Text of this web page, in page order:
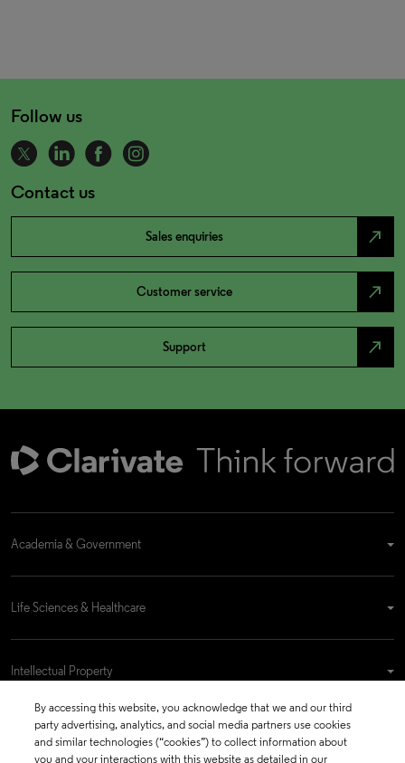
Follow us
Contact us
Sales enquiries north_east
Customer service north_east
Support north_east
Academia & Government
Life Sciences & Healthcare
Intellectual Property
Company
By accessing this website, you acknowledge that we and our third
party advertising, analytics, and social media partners use cookies
and similar technologies (“cookies”) to collect information about
you and your interactions with this website as detailed in our